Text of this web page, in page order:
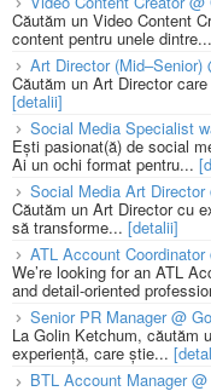
Căutăm un Video Content
content pentru unele dintre...
Art Director (Mid–Senior)
Căutăm un Art Director
[detalii]
Social Media Specialist
Ești pasionat(ă) de social
Ai un ochi format pentru...
Social Media Art Director
Căutăm un Art Director cu
să transforme... [detalii]
ATL Account
We’re looking for an ATL
and detail-oriented
Senior PR Manager @
La Golin Ketchum, căutăm
experiență, care știe...
BTL Account Manager